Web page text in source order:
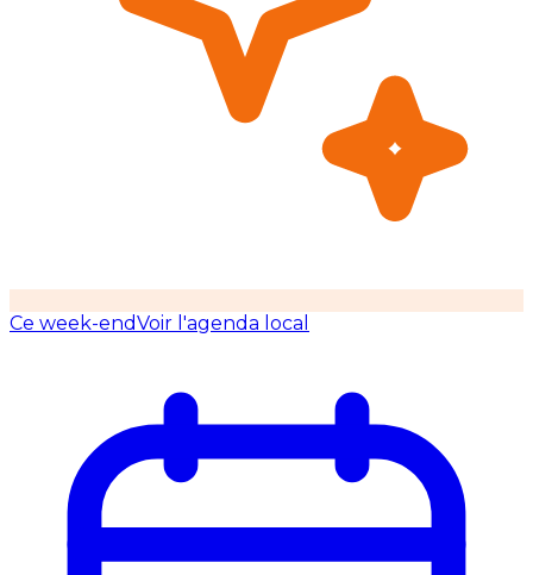
Ce week-endVoir l'agenda local